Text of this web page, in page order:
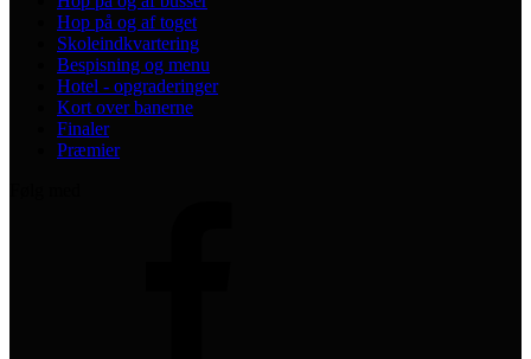
Hop på og af toget
Skoleindkvartering
Bespisning og menu
Hotel - opgraderinger
Kort over banerne
Finaler
Præmier